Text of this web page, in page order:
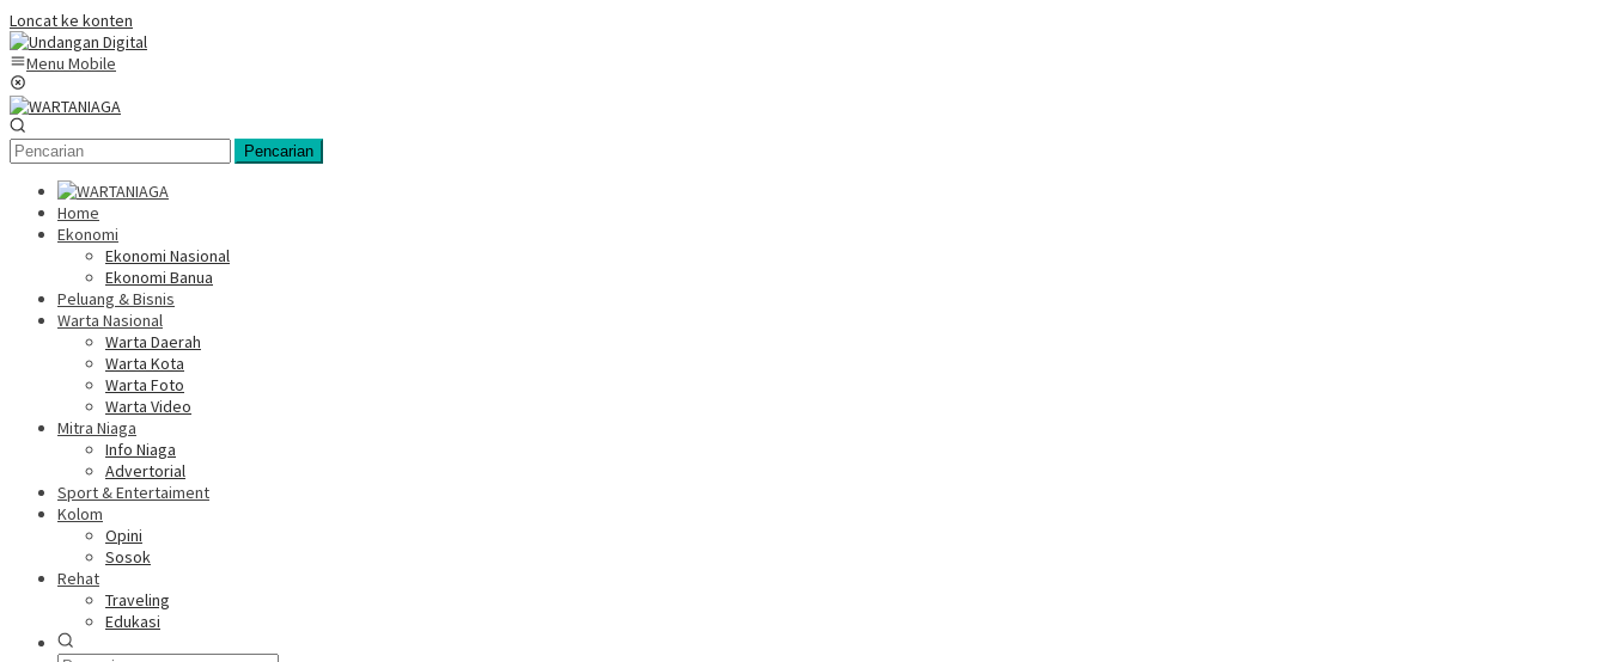
Loncat ke konten
Menu Mobile
Pencarian
Home
Ekonomi
Ekonomi Nasional
Ekonomi Banua
Peluang & Bisnis
Warta Nasional
Warta Daerah
Warta Kota
Warta Foto
Warta Video
Mitra Niaga
Info Niaga
Advertorial
Sport & Entertaiment
Kolom
Opini
Sosok
Rehat
Traveling
Edukasi